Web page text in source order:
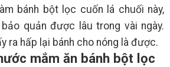
bánh bột lọc cuốn lá chuối này,
quản được lâu trong vài ngày.
ra hấp lại bánh cho nóng là được.
mắm ăn bánh bột lọc